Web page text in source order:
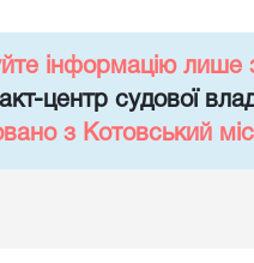
інформацію лише
центр судової
з Котовський